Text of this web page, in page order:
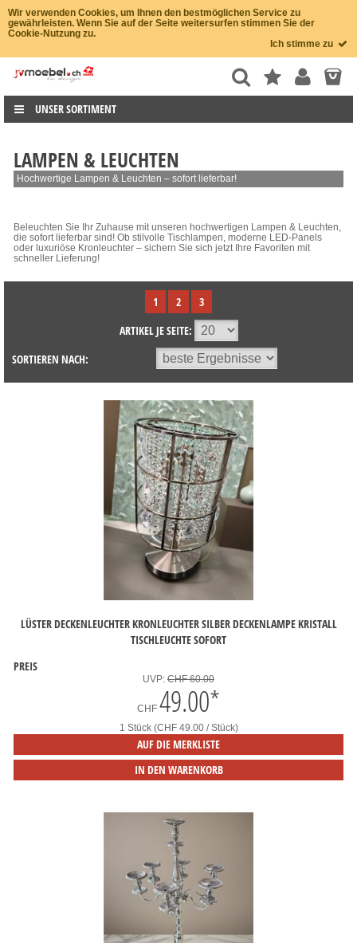
Wir verwenden Cookies, um Ihnen den bestmöglichen Service zu
gewährleisten. Wenn Sie auf der Seite weitersurfen stimmen Sie der
Cookie-Nutzung zu.
Ich stimme zu
UNSER SORTIMENT
LAMPEN & LEUCHTEN
Hochwertige Lampen & Leuchten – sofort lieferbar!
Beleuchten Sie Ihr Zuhause mit unseren hochwertigen Lampen & Leuchten,
die sofort lieferbar sind! Ob stilvolle Tischlampen, moderne LED-Panels
oder luxuriöse Kronleuchter – sichern Sie sich jetzt Ihre Favoriten mit
schneller Lieferung!
1 2
3
ARTIKEL JE SEITE:
SORTIEREN NACH:
LÜSTER DECKENLEUCHTER KRONLEUCHTER SILBER DECKENLAMPE KRISTALL
TISCHLEUCHTE SOFORT
PREIS
UVP: CHF 60.00
CHF 49.00*
1 Stück (CHF 49.00 / Stück)
AUF DIE MERKLISTE
IN DEN WARENKORB